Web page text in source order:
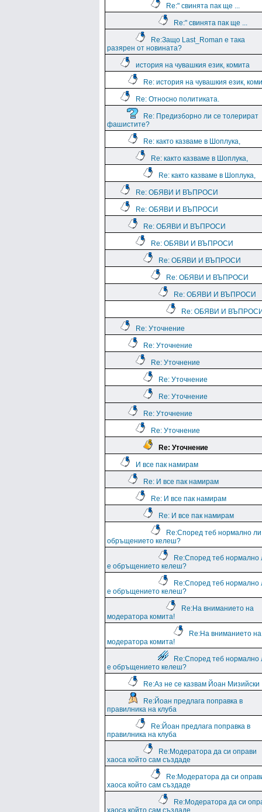
Re:" свинята пак ще ...
Re:" свинята пак ще ...
Re:Защо Last_Roman e така
разярен от новината?
история на чувашкия език, комита
Re: история на чувашкия език,
Re: Относно политиката.
Re: Предизборно ли се толерират
фашистите?
Re: както казваме в Шоплука,
Re: както казваме в Шоплука,
Re: както казваме в Шоплука,
Re: ОБЯВИ И ВЪПРОСИ
Re: ОБЯВИ И ВЪПРОСИ
Re: ОБЯВИ И ВЪПРОСИ
Re: ОБЯВИ И ВЪПРОСИ
Re: ОБЯВИ И ВЪПРОСИ
Re: ОБЯВИ И ВЪПРОСИ
Re: ОБЯВИ И ВЪПРОСИ
Re: ОБЯВИ И
Re: Уточнение
Re: Уточнение
Re: Уточнение
Re: Уточнение
Re: Уточнение
Re: Уточнение
Re: Уточнение
Re: Уточнение
И все пак намирам
Re: И все пак намирам
Re: И все пак намирам
Re: И все пак намирам
Re:Според теб нормално
обръщението келеш?
Re:Според теб нормално
е обръщението келеш?
Re:Според теб нормално
е обръщението келеш?
Re:На вниманието на
модератора комита!
Re:На вниманието на
модератора комита!
Re:Според теб нормално
е обръщението келеш?
Re:Аз не се казвам Йоан Мизийски
Re:Йоан предлага поправка в
правилника на клуба
Re:Йоан предлага поправка в
правилника на клуба
Re:Модератора да си оправи
хаоса който сам създаде
Re:Модератора да си
хаоса който сам създаде
Re:Модератора да си
хаоса който сам създаде